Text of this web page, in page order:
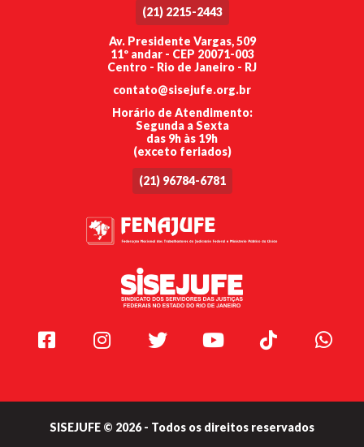
(21) 2215-2443
Av. Presidente Vargas, 509
11º andar - CEP 20071-003
Centro - Rio de Janeiro - RJ
contato@sisejufe.org.br
Horário de Atendimento:
Segunda a Sexta
das 9h às 19h
(exceto feriados)
(21) 96784-6781
Facebook Instagram Twitter Youtube TikTok
SISEJUFE © 2026 - Todos os direitos reservados